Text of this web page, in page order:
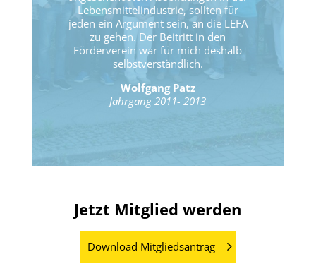
Lebensmittelindustrie, sollten für
jeden ein Argument sein, an die LEFA
zu gehen. Der Beitritt in den
Förderverein war für mich deshalb
selbstverständlich.
Wolfgang Patz
Jahrgang 2011- 2013
Jetzt Mitglied werden
Download Mitgliedsantrag